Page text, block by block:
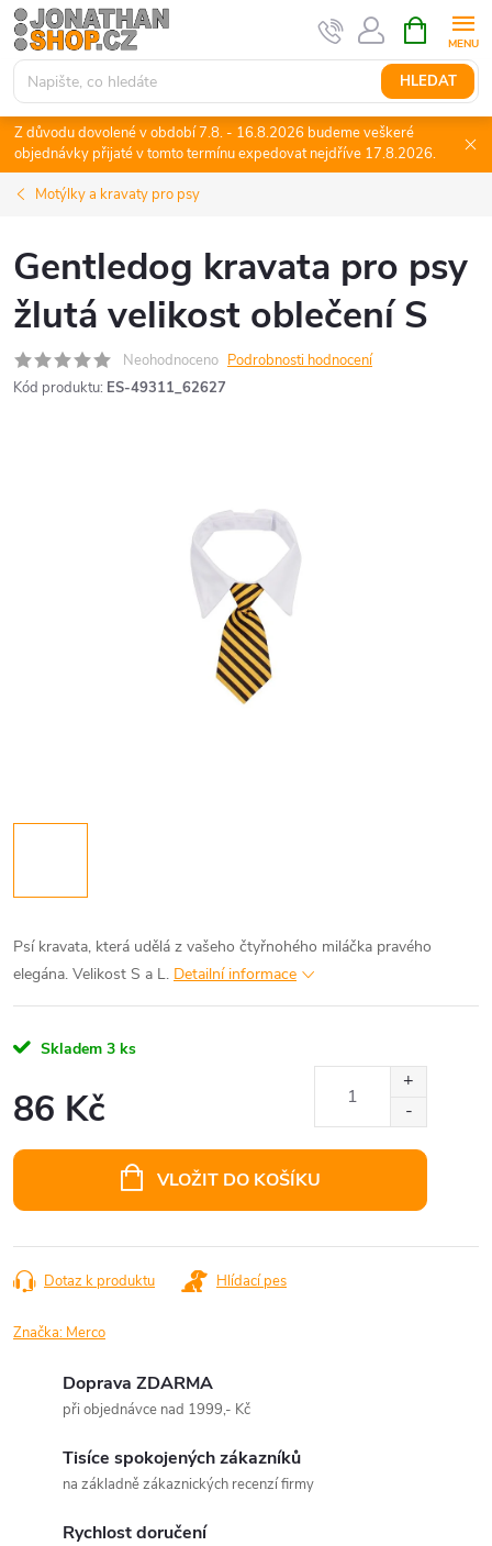
Přejít
na
obsah
HLEDAT
NÁKUPNÍ
KOŠÍK
Z důvodu dovolené v období 7.8. - 16.8.2026 budeme veškeré
objednávky přijaté v tomto termínu expedovat nejdříve 17.8.2026.
Motýlky a kravaty pro psy
Gentledog kravata pro psy
žlutá velikost oblečení S
Neohodnoceno Podrobnosti hodnocení
Kód produktu: ES-49311_62627
Psí kravata, která udělá z vašeho čtyřnohého miláčka pravého
elegána. Velikost S a L. Detailní informace
Skladem 3 ks
86 Kč
VLOŽIT DO KOŠÍKU
Dotaz k produktu Hlídací pes
Značka: Merco
Doprava ZDARMA
při objednávce nad 1999,- Kč
Tisíce spokojených zákazníků
na základně zákaznických recenzí firmy
Rychlost doručení